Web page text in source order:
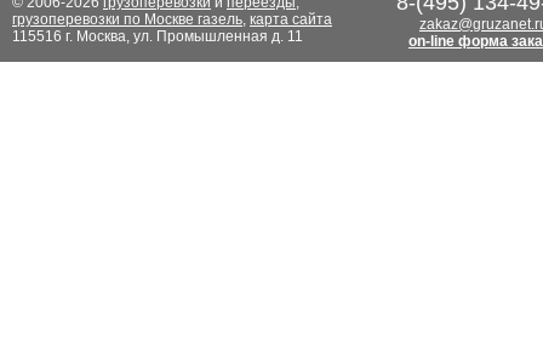
грузоперевозки по Москве газель, карта сайта
115516 г. Москва, ул. Промышленная д. 11
on-line форма